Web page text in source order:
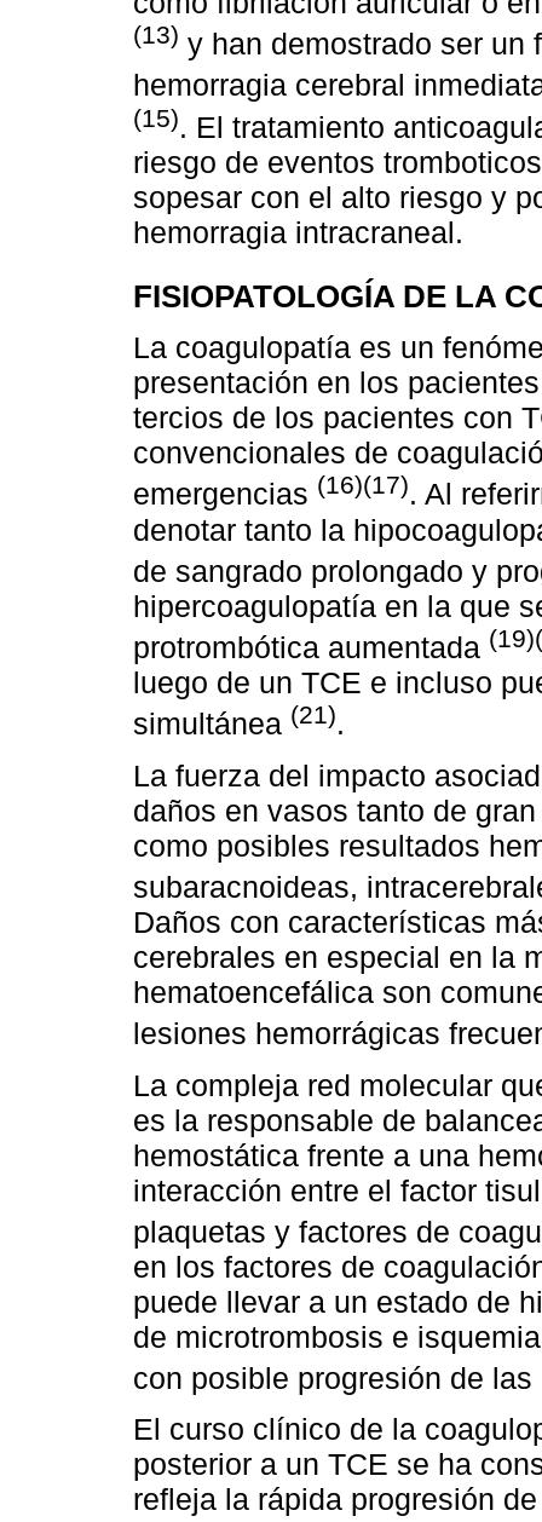
(13) y han demostrado ser un
hemorragia cerebral
(15). El tratamiento
riesgo de eventos
sopesar con el alto riesgo y
hemorragia intracraneal.
FISIOPATOLOGÍA DE LA
La coagulopatía es un
presentación en los
tercios de los pacientes con
convencionales de
emergencias (16)(17). Al
denotar tanto la
de sangrado prolongado y
hipercoagulopatía en la que
protrombótica aumentada
luego de un TCE e incluso
simultánea (21).
La fuerza del impacto
daños en vasos tanto de
como posibles resultados
subaracnoideas,
Daños con características
cerebrales en especial en la
hematoencefálica son
lesiones hemorrágicas
La compleja red molecular
es la responsable de
hemostática frente a una
interacción entre el factor
plaquetas y factores de
en los factores de
puede llevar a un estado de
de microtrombosis e
con posible progresión de
El curso clínico de la
posterior a un TCE se ha
refleja la rápida progresión